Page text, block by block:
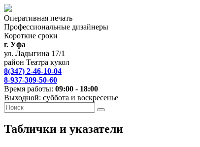
Оперативная печать
Профессиональные дизайнеры
Короткие сроки
г. Уфа
ул. Ладыгина 17/1
район Театра кукол
8(347) 2-46-10-04
8-937-309-50-60
Время работы: 09:00 - 18:00
Выходной: суббота и воскресенье
Таблички и указатели